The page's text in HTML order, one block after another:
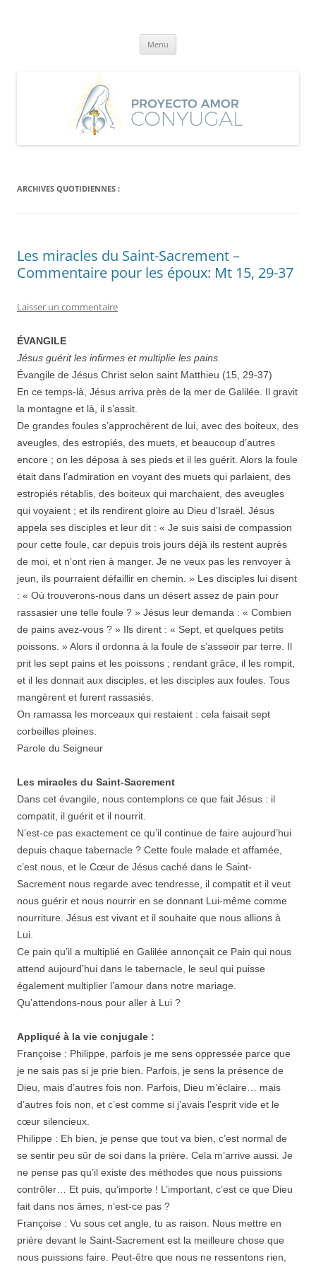
Menu
ARCHIVES QUOTIDIENNES :
Les miracles du Saint-Sacrement –
Commentaire pour les époux: Mt 15, 29-37
Laisser un commentaire
ÉVANGILE
Jésus guérit les infirmes et multiplie les pains.
Évangile de Jésus Christ selon saint Matthieu (15, 29-37)
En ce temps-là, Jésus arriva près de la mer de Galilée. Il gravit
la montagne et là, il s’assit.
De grandes foules s’approchèrent de lui, avec des boiteux, des
aveugles, des estropiés, des muets, et beaucoup d’autres
encore ; on les déposa à ses pieds et il les guérit. Alors la foule
était dans l’admiration en voyant des muets qui parlaient, des
estropiés rétablis, des boiteux qui marchaient, des aveugles
qui voyaient ; et ils rendirent gloire au Dieu d’Israël. Jésus
appela ses disciples et leur dit : « Je suis saisi de compassion
pour cette foule, car depuis trois jours déjà ils restent auprès
de moi, et n’ont rien à manger. Je ne veux pas les renvoyer à
jeun, ils pourraient défaillir en chemin. » Les disciples lui disent
: « Où trouverons-nous dans un désert assez de pain pour
rassasier une telle foule ? » Jésus leur demanda : « Combien
de pains avez-vous ? » Ils dirent : « Sept, et quelques petits
poissons. » Alors il ordonna à la foule de s’asseoir par terre. Il
prit les sept pains et les poissons ; rendant grâce, il les rompit,
et il les donnait aux disciples, et les disciples aux foules. Tous
mangèrent et furent rassasiés.
On ramassa les morceaux qui restaient : cela faisait sept
corbeilles pleines.
Parole du Seigneur
Les miracles du Saint-Sacrement
Dans cet évangile, nous contemplons ce que fait Jésus : il
compatit, il guérit et il nourrit.
N’est-ce pas exactement ce qu’il continue de faire aujourd’hui
depuis chaque tabernacle ? Cette foule malade et affamée,
c’est nous, et le Cœur de Jésus caché dans le Saint-
Sacrement nous regarde avec tendresse, il compatit et il veut
nous guérir et nous nourrir en se donnant Lui-même comme
nourriture. Jésus est vivant et il souhaite que nous allions à
Lui.
Ce pain qu’il a multiplié en Galilée annonçait ce Pain qui nous
attend aujourd’hui dans le tabernacle, le seul qui puisse
également multiplier l’amour dans notre mariage.
Qu’attendons-nous pour aller à Lui ?
Appliqué à la vie conjugale :
Françoise : Philippe, parfois je me sens oppressée parce que
je ne sais pas si je prie bien. Parfois, je sens la présence de
Dieu, mais d’autres fois non. Parfois, Dieu m’éclaire… mais
d’autres fois non, et c’est comme si j’avais l’esprit vide et le
cœur silencieux.
Philippe : Eh bien, je pense que tout va bien, c’est normal de
se sentir peu sûr de soi dans la prière. Cela m’arrive aussi. Je
ne pense pas qu’il existe des méthodes que nous puissions
contrôler… Et puis, qu’importe ! L’important, c’est ce que Dieu
fait dans nos âmes, n’est-ce pas ?
Françoise : Vu sous cet angle, tu as raison. Nous mettre en
prière devant le Saint-Sacrement est la meilleure chose que
nous puissions faire. Peut-être que nous ne ressentons rien,